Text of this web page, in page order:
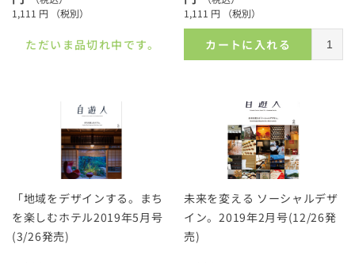
1,111 円 （税別）
ただいま品切れ中です。
1,111 円 （税別）
カートに入れる
「地域をデザインする。まち
を楽しむホテル2019年5月号
(3/26発売)
未来を変える ソーシャルデザ
イン。2019年2月号(12/26発
売)